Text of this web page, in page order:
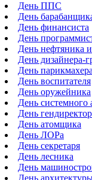
День ППС
День
День финансиста
День
День нефтяника и
День дизайнера-
День парикмахера
День воспитателя
День оружейника
День системного
День
День атомщика
День ЛОРа
День секретаря
День лесника
День
День